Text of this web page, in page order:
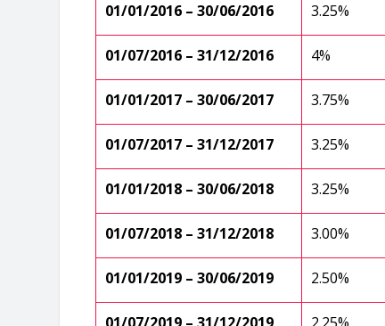
01/01/2016 – 30/06/2016 3.25%
01/07/2016 – 31/12/2016 4%
01/01/2017 – 30/06/2017 3.75%
01/07/2017 – 31/12/2017 3.25%
01/01/2018 – 30/06/2018 3.25%
01/07/2018 – 31/12/2018 3.00%
01/01/2019 – 30/06/2019 2.50%